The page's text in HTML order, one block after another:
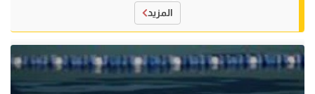
المزيد